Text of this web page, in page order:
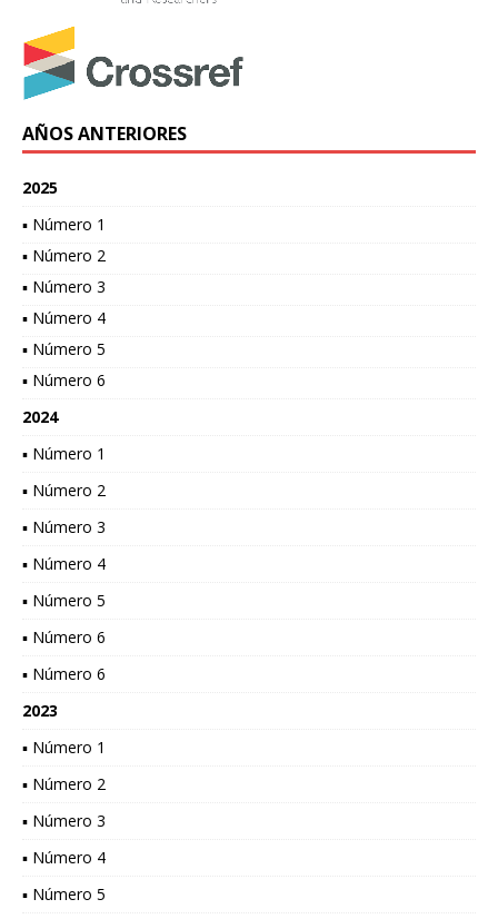
AÑOS ANTERIORES
2025
▪ Número 1
▪ Número 2
▪ Número 3
▪ Número 4
▪ Número 5
▪ Número 6
2024
▪ Número 1
▪ Número 2
▪ Número 3
▪ Número 4
▪ Número 5
▪ Número 6
▪ Número 6
2023
▪ Número 1
▪ Número 2
▪ Número 3
▪ Número 4
▪ Número 5